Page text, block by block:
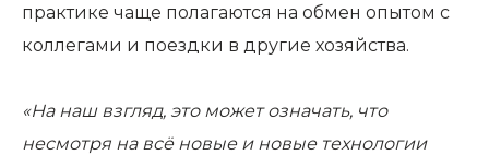
практике чаще полагаются на обмен опытом с
коллегами и поездки в другие хозяйства.
«На наш взгляд, это может означать, что
несмотря на всё новые и новые технологии